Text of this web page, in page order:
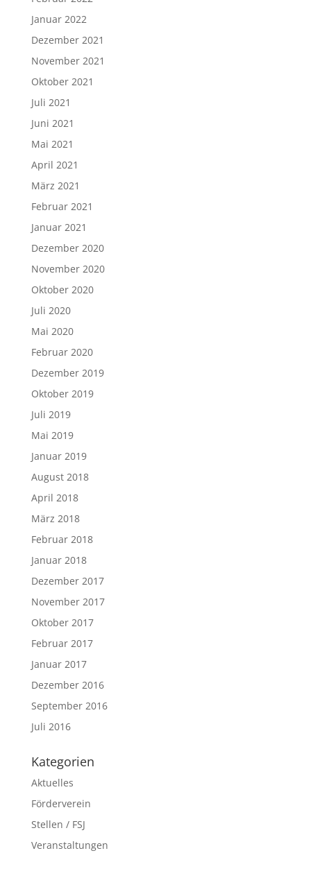
Januar 2022
Dezember 2021
November 2021
Oktober 2021
Juli 2021
Juni 2021
Mai 2021
April 2021
März 2021
Februar 2021
Januar 2021
Dezember 2020
November 2020
Oktober 2020
Juli 2020
Mai 2020
Februar 2020
Dezember 2019
Oktober 2019
Juli 2019
Mai 2019
Januar 2019
August 2018
April 2018
März 2018
Februar 2018
Januar 2018
Dezember 2017
November 2017
Oktober 2017
Februar 2017
Januar 2017
Dezember 2016
September 2016
Juli 2016
Kategorien
Aktuelles
Förderverein
Stellen / FSJ
Veranstaltungen